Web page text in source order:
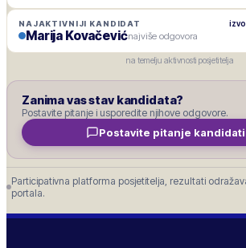
NAJAKTIVNIJI KANDIDAT
Marija Kovačevićnajviše odgovora
na temelju aktivnosti posjetitelja
Zanima vas stav kandidata?
Postavite pitanje i usporedite njihove odgovore.
Postavite pitanje
Participativna platforma posjetitelja, rezultati
portala.